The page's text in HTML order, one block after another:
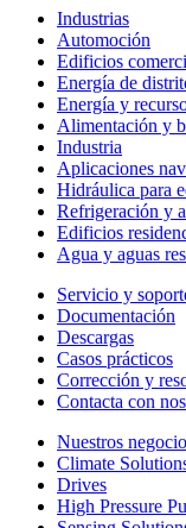
Industrias
Automoción
Edificios
Energía de
Energía y
Alimentación y
Industria
Aplicaciones
Hidráulica para
Refrigeración y
Edificios
Agua y aguas
Servicio y
Documentación
Descargas
Casos prácticos
Corrección y
Contacta con
Nuestros
Climate
Drives
High Pressure